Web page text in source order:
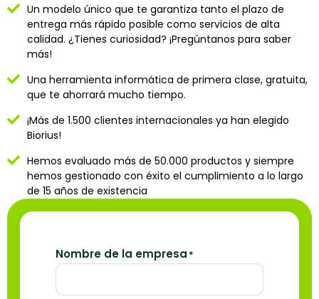
Un modelo único que te garantiza tanto el plazo de
entrega más rápido posible como servicios de alta
calidad. ¿Tienes curiosidad? ¡Pregúntanos para saber
más!
Una herramienta informática de primera clase, gratuita,
que te ahorrará mucho tiempo.
¡Más de 1.500 clientes internacionales ya han elegido
Biorius!
Hemos evaluado más de 50.000 productos y siempre
hemos gestionado con éxito el cumplimiento a lo largo
de 15 años de existencia
Nombre de la empresa *